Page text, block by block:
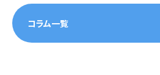
コラム一覧